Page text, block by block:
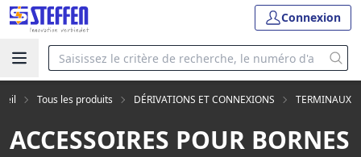
Connexion
Tous les produits DÉRIVATIONS ET CONNEXIONS TERMINAUX
ACCESSOIRES POUR BORNES